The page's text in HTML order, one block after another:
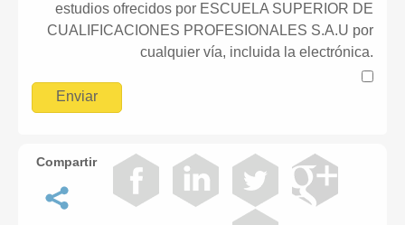
estudios ofrecidos por ESCUELA SUPERIOR DE
CUALIFICACIONES PROFESIONALES S.A.U por
cualquier vía, incluida la electrónica.
Compartir